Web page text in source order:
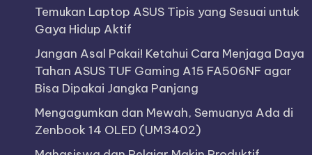
t
a
O
t
o
Temukan Laptop ASUS Tipis yang Sesuai untuk
Gaya Hidup Aktif
Jangan Asal Pakai! Ketahui Cara Menjaga Daya
Tahan ASUS TUF Gaming A15 FA506NF agar
Bisa Dipakai Jangka Panjang
Mengagumkan dan Mewah, Semuanya Ada di
Zenbook 14 OLED (UM3402)